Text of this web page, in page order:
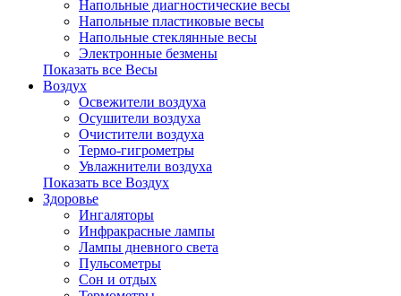
Напольные диагностические весы
Напольные пластиковые весы
Напольные стеклянные весы
Электронные безмены
Показать все Весы
Воздух
Освежители воздуха
Осушители воздуха
Очистители воздуха
Термо-гигрометры
Увлажнители воздуха
Показать все Воздух
Здоровье
Ингаляторы
Инфракрасные лампы
Лампы дневного света
Пульсометры
Сон и отдых